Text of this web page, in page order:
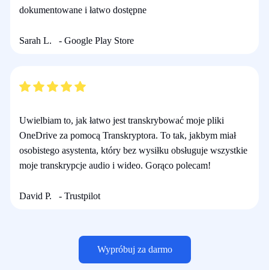
dokumentowane i łatwo dostępne
Sarah L. - Google Play Store
Uwielbiam to, jak łatwo jest transkrybować moje pliki
OneDrive za pomocą Transkryptora. To tak, jakbym miał
osobistego asystenta, który bez wysiłku obsługuje wszystkie
moje transkrypcje audio i wideo. Gorąco polecam!
David P. - Trustpilot
Wypróbuj za darmo